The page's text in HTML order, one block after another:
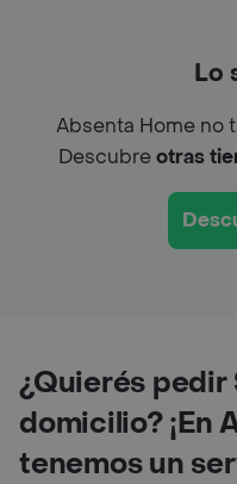
Lo
Absenta Home no
Descubreotras
¿Quierés pedir
domicilio? ¡En
tenemos un